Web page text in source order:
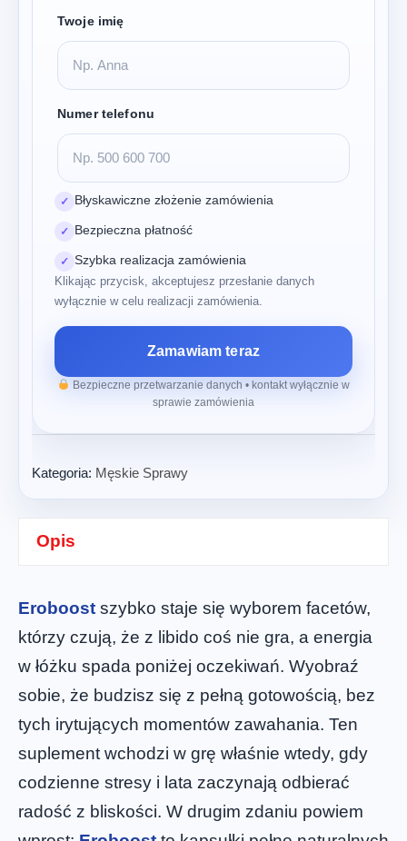
Twoje imię
Numer telefonu
✓ Błyskawiczne złożenie zamówienia
✓ Bezpieczna płatność
✓ Szybka realizacja zamówienia
Klikając przycisk, akceptujesz przesłanie danych
wyłącznie w celu realizacji zamówienia.
Zamawiam teraz
Bezpieczne przetwarzanie danych • kontakt wyłącznie w
sprawie zamówienia
Kategoria: Męskie Sprawy
Opis
Eroboost szybko staje się wyborem facetów,
którzy czują, że z libido coś nie gra, a energia
w łóżku spada poniżej oczekiwań. Wyobraź
sobie, że budzisz się z pełną gotowością, bez
tych irytujących momentów zawahania. Ten
suplement wchodzi w grę właśnie wtedy, gdy
codzienne stresy i lata zaczynają odbierać
radość z bliskości. W drugim zdaniu powiem